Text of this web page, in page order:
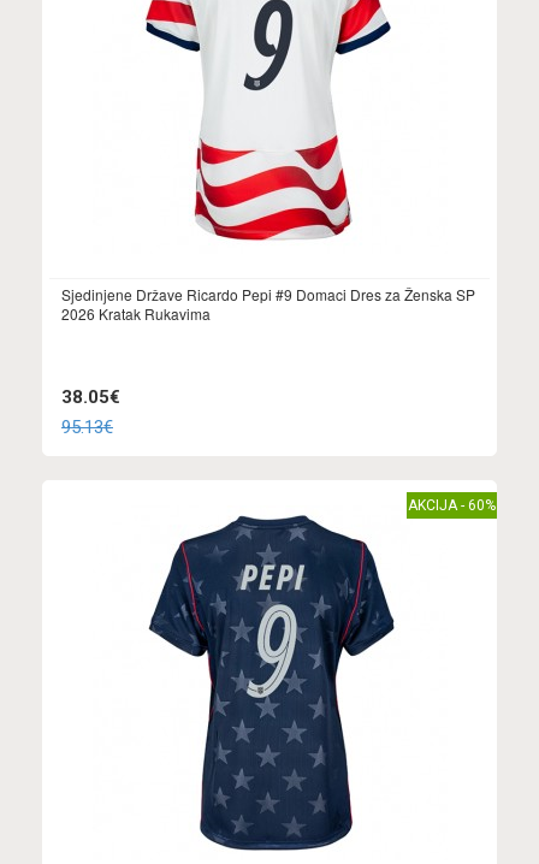
Sjedinjene Države Ricardo Pepi #9 Domaci Dres za Ženska SP
2026 Kratak Rukavima
38.05€
95.13€
AKCIJA - 60%